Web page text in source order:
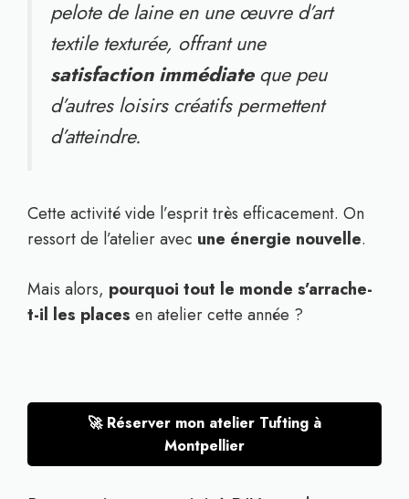
pelote de laine en une œuvre d’art
textile texturée, offrant une
satisfaction immédiateque peu
d’autres loisirs créatifs permettent
d’atteindre.
Cette activité vide l’esprit très efficacement. On
ressort de l’atelier avec une énergie nouvelle.
Mais alors, pourquoi tout le monde s’arrache-
t-il les places en atelier cette année ?
🚀 Réserver mon atelier Tufting à
Montpellier